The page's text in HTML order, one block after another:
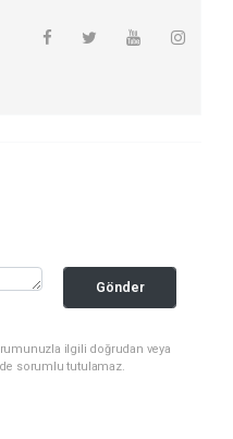
Gönder
ilgili doğrudan veya
sorumlu tutulamaz.